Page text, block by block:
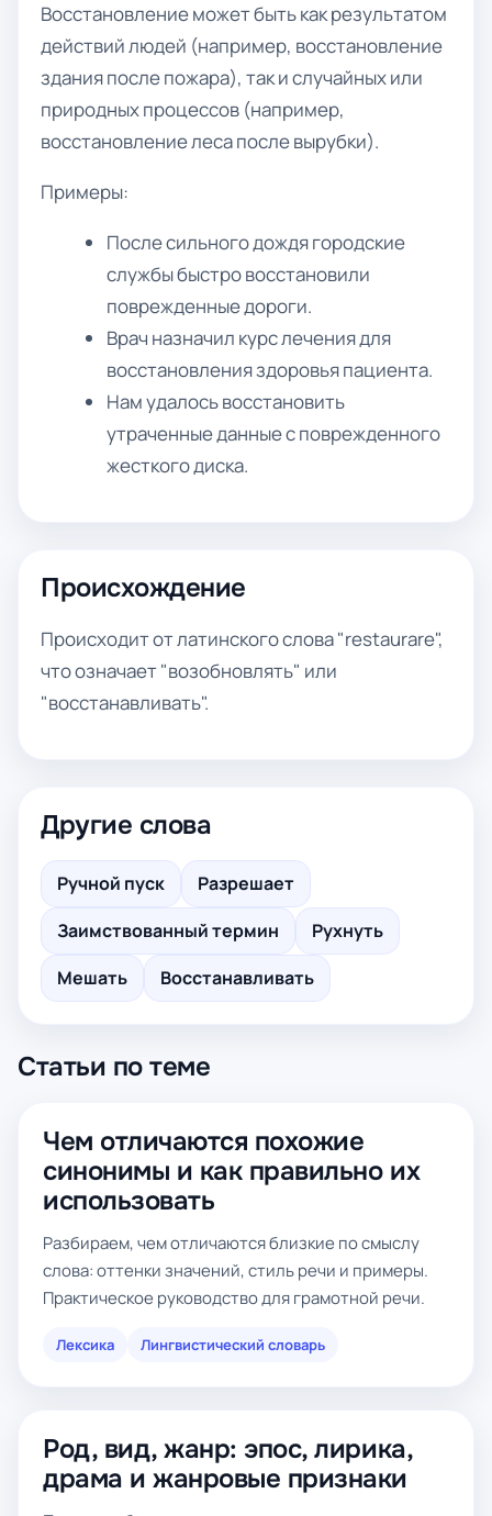
Восстановление может быть как результатом
действий людей (например, восстановление
здания после пожара), так и случайных или
природных процессов (например,
восстановление леса после вырубки).
Примеры:
После сильного дождя городские
службы быстро восстановили
поврежденные дороги.
Врач назначил курс лечения для
восстановления здоровья пациента.
Нам удалось восстановить
утраченные данные с поврежденного
жесткого диска.
Происхождение
Происходит от латинского слова "restaurare",
что означает "возобновлять" или
"восстанавливать".
Другие слова
Ручной пуск
Разрешает
Заимствованный термин
Рухнуть
Мешать
Восстанавливать
Статьи по теме
Чем отличаются похожие
синонимы и как правильно их
использовать
Разбираем, чем отличаются близкие по смыслу
слова: оттенки значений, стиль речи и примеры.
Практическое руководство для грамотной речи.
Лексика Лингвистический словарь
Род, вид, жанр: эпос, лирика,
драма и жанровые признаки